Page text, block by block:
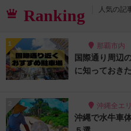
Ranking 人気の記
那覇市内
国際通り周辺
に知っておき
沖縄全エ
沖縄で水牛車